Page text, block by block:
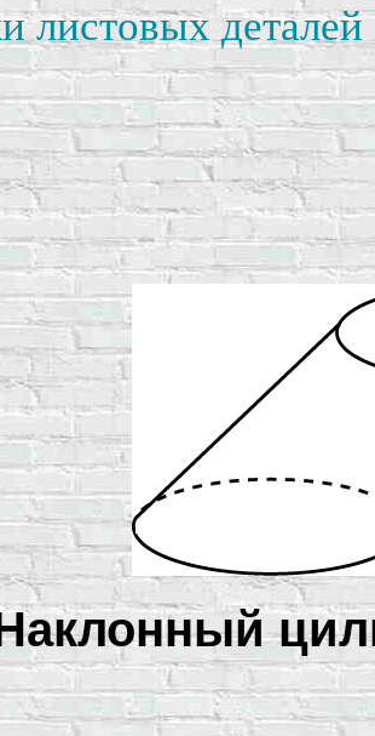
листовых деталей